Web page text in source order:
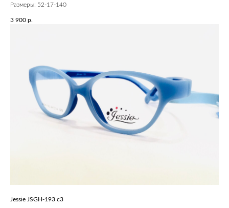
Размеры: 52-17-140
3 900 р.
Jessie JSGH-193 c3